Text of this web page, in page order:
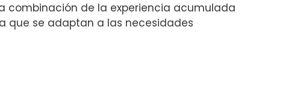
combinación de la experiencia acumulada
que se adaptan a las necesidades